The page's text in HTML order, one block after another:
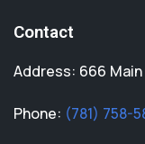
Contact
Address: 666 Main
Phone: (781) 758-